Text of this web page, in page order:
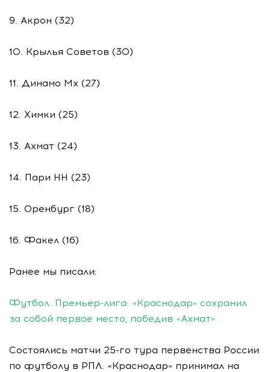
9. Акрон (32)
10. Крылья Советов (30)
11. Динамо Мх (27)
12. Химки (25)
13. Ахмат (24)
14. Пари НН (23)
15. Оренбург (18)
16. Факел (16)
Ранее мы писали:
Футбол. Премьер-лига: «Краснодар» сохранил
за собой первое место, победив «Ахмат»
Состоялись матчи 25-го тура первенства России
по футболу в РПЛ. «Краснодар» принимал на